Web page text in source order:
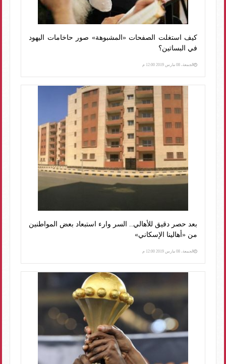
كيف استغلت الصفحات «المشبوهة» صور حاخامات اليهود
في البساتين؟
الجمعة، 08 مارس 2019 12:00 م
بعد حصر دقيق للأهالي.. السر وارء استبعاد بعض المواطنين
من «أهالينا الإسكاني»
الجمعة، 08 مارس 2019 12:00 م